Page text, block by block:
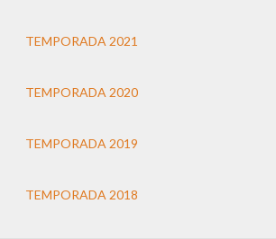
TEMPORADA 2021
TEMPORADA 2020
TEMPORADA 2019
TEMPORADA 2018